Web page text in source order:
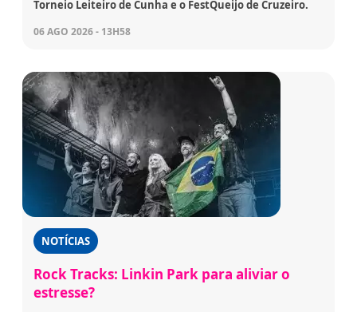
Torneio Leiteiro de Cunha e o FestQueijo de Cruzeiro.
06 AGO 2026 - 13H58
NOTÍCIAS
Rock Tracks: Linkin Park para aliviar o
estresse?